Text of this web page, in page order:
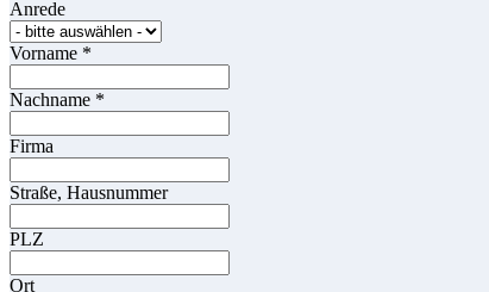
Anrede
Vorname *
Nachname *
Firma
Straße, Hausnummer
PLZ
Ort